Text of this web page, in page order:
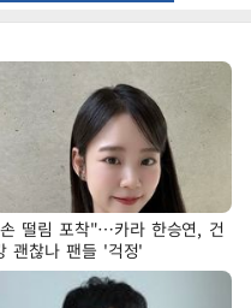
떨림 포착"…카라 한승연, 건
괜찮나 팬들 '걱정'